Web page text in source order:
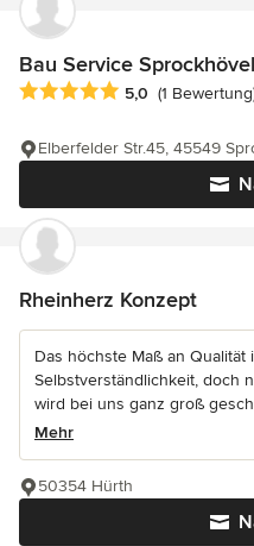
Bau Service Sprockhövel
Durchschnittliche
5,0 (1
Elberfelder Str.45, 45549
Rheinherz Konzept
Das höchste Maß an
Selbstverständlichkeit, doch
wird bei uns ganz groß
Mehr
50354 Hürth